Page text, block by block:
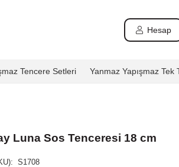
Hesap
Tencere Setleri Yanmaz Yapışmaz Tek
Luna Sos Tenceresi 18 cm
S1708